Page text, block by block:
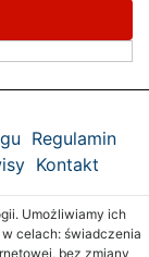
Regulamin
Kontakt
Umożliwiamy ich
celach: świadczenia
bez zmiany